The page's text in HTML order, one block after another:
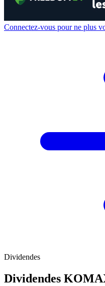
Connectez-vous pour ne plus
Dividendes
Dividendes